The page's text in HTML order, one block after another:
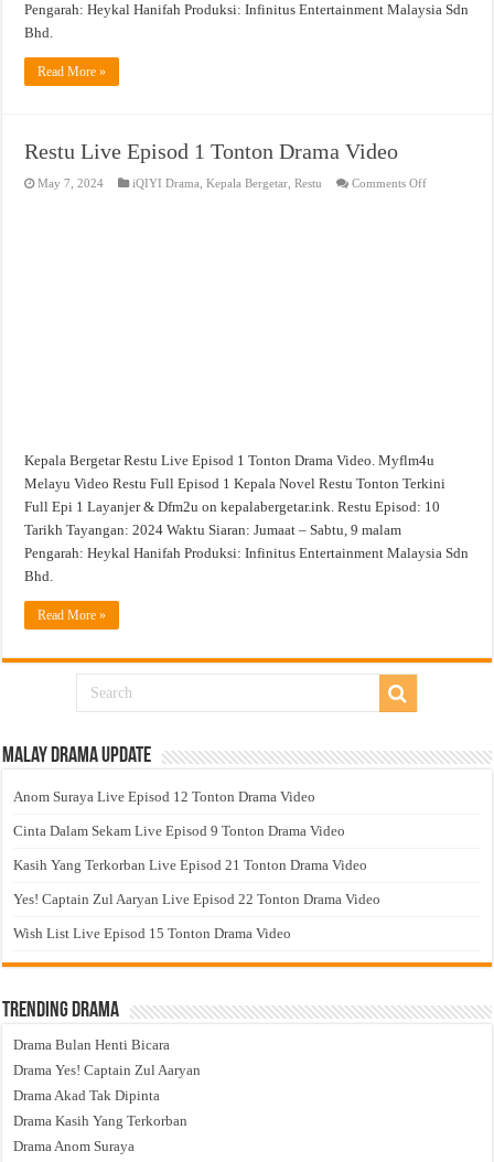
Pengarah: Heykal Hanifah Produksi: Infinitus Entertainment Malaysia Sdn
Bhd.
Read More »
Restu Live Episod 1 Tonton Drama Video
May 7, 2024 iQIYI Drama ,Kepala Bergetar ,Restu Comments Offon
Kepala Bergetar Restu Live Episod 1 Tonton Drama Video. Myflm4u
Melayu Video Restu Full Episod 1 Kepala Novel Restu Tonton Terkini
Full Epi 1 Layanjer & Dfm2u on kepalabergetar.ink. Restu Episod: 10
Tarikh Tayangan: 2024 Waktu Siaran: Jumaat – Sabtu, 9 malam
Pengarah: Heykal Hanifah Produksi: Infinitus Entertainment Malaysia Sdn
Bhd.
Read More »
Malay Drama Update
Anom Suraya Live Episod 12 Tonton Drama Video
Cinta Dalam Sekam Live Episod 9 Tonton Drama Video
Kasih Yang Terkorban Live Episod 21 Tonton Drama Video
Yes! Captain Zul Aaryan Live Episod 22 Tonton Drama Video
Wish List Live Episod 15 Tonton Drama Video
Trending Drama
Drama Bulan Henti Bicara
Drama Yes! Captain Zul Aaryan
Drama Akad Tak Dipinta
Drama Kasih Yang Terkorban
Drama Anom Suraya